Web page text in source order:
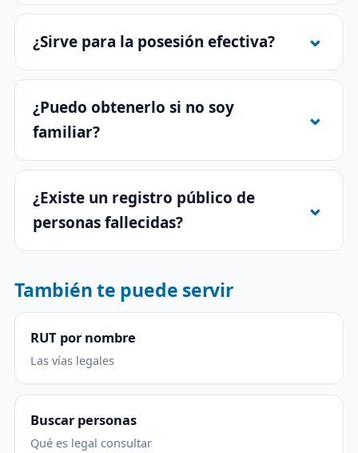
¿Sirve para la posesión efectiva?
¿Puedo obtenerlo si no soy
familiar?
¿Existe un registro público de
personas fallecidas?
También te puede servir
RUT por nombre
Las vías legales
Buscar personas
Qué es legal consultar